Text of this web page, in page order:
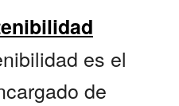
es el
de